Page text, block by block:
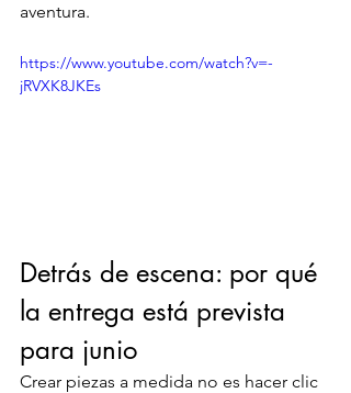
aventura.
https://www.youtube.com/watch?v=-
jRVXK8JKEs
Detrás de escena: por qué
la entrega está prevista
para junio
Crear piezas a medida no es hacer clic